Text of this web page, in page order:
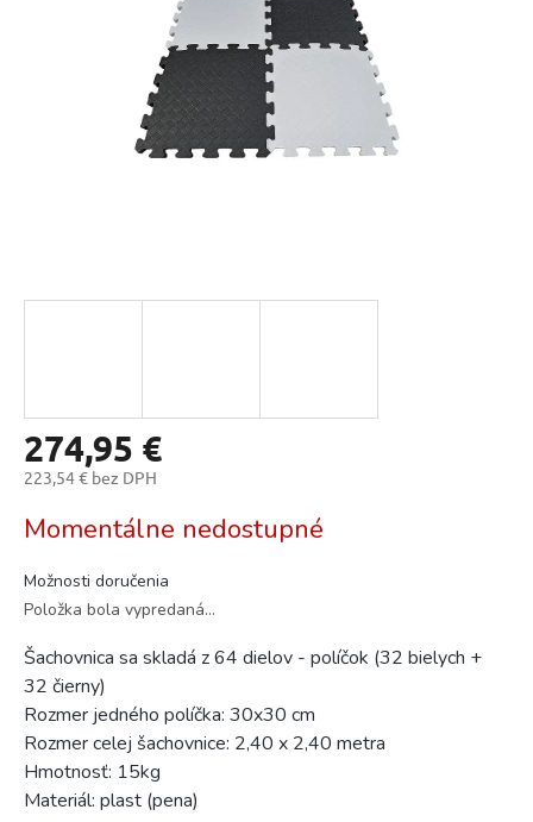
274,95 €
223,54 € bez DPH
cena:
Momentálne nedostupné
Možnosti doručenia
Položka bola vypredaná…
Šachovnica sa skladá z 64 dielov - políčok (32 bielych +
32 čierny)
Rozmer jedného políčka: 30x30 cm
Rozmer celej šachovnice: 2,40 x 2,40 metra
Hmotnosť: 15kg
Materiál: plast (pena)